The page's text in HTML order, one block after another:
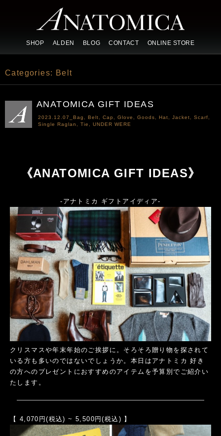
SHOP ALDEN BLOG CONTACT ONLINE STORE
Categories: Belt
ANATOMICA GIFT IDEAS
2023.12.07_ Bag Belt Cap Glove Goods Hat Jacket Scarf
Single Raglan
Tie UNDER WERE
《ANATOMICA GIFT IDEAS》
-アナトミカ ギフトアイディア-
クリスマスや年末年始のご挨拶に。そろそろ贈り物を探されて
いる方も多いのではないでしょうか。本日はアナトミカ 好き
の方へのプレゼントにおすすめのアイテムを予算別でご紹介い
たします。
【 4,070円(税込) ~ 5,500円(税込) 】